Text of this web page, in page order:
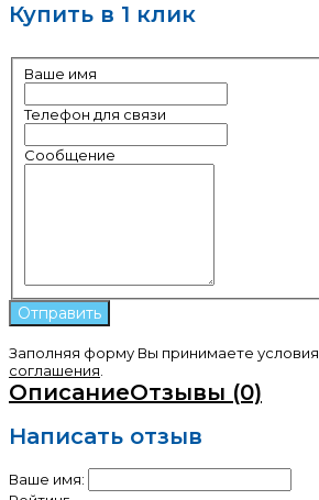
Купить в 1 клик
Ваше имя
Телефон для связи
Сообщение
Заполняя форму Вы принимаете условия
соглашения
ОписаниеОтзывы (0)
Написать отзыв
Ваше имя: